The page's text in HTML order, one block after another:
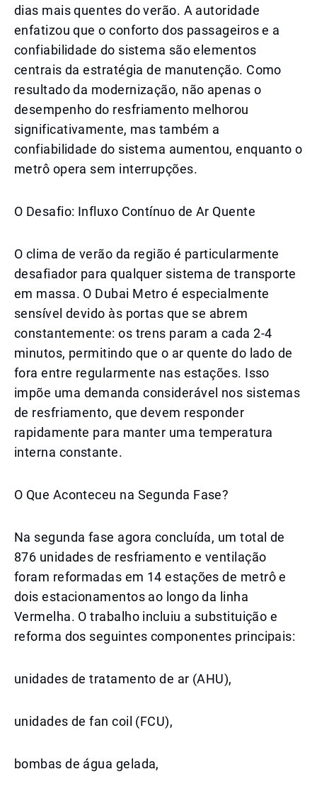
dias mais quentes do verão. A autoridade
enfatizou que o conforto dos passageiros e a
confiabilidade do sistema são elementos
centrais da estratégia de manutenção. Como
resultado da modernização, não apenas o
desempenho do resfriamento melhorou
significativamente, mas também a
confiabilidade do sistema aumentou, enquanto o
metrô opera sem interrupções.
O Desafio: Influxo Contínuo de Ar Quente
O clima de verão da região é particularmente
desafiador para qualquer sistema de transporte
em massa. O Dubai Metro é especialmente
sensível devido às portas que se abrem
constantemente: os trens param a cada 2-4
minutos, permitindo que o ar quente do lado de
fora entre regularmente nas estações. Isso
impõe uma demanda considerável nos sistemas
de resfriamento, que devem responder
rapidamente para manter uma temperatura
interna constante.
O Que Aconteceu na Segunda Fase?
Na segunda fase agora concluída, um total de
876 unidades de resfriamento e ventilação
foram reformadas em 14 estações de metrô e
dois estacionamentos ao longo da linha
Vermelha. O trabalho incluiu a substituição e
reforma dos seguintes componentes principais:
unidades de tratamento de ar (AHU),
unidades de fan coil (FCU),
bombas de água gelada,